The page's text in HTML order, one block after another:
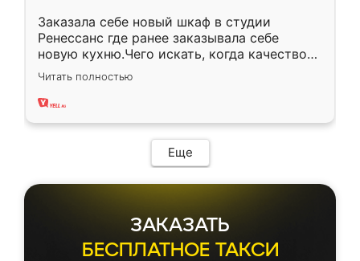
Заказала себе новый шкаф в студии
Ренессанс где ранее заказывала себе
новую кухню.Чего искать, когда качеством
вполне довольна. Служит кухня уже почти
два года, нареканий нет.
Читать полностью
Еще
ЗАКАЗАТЬ
БЕСПЛАТНОЕ ТАКСИ